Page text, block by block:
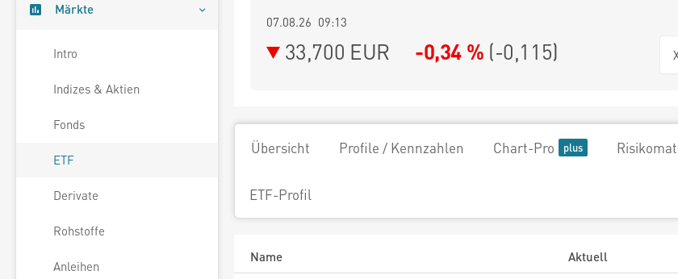
Märkte
Intro
Indizes & Aktien
Fonds
ETF
Derivate
Rohstoffe
Anleihen
07.08.26 09:13
33,700 EUR -0,34 % (-0,115)
Übersicht Profile / Kennzahlen Chart-Pro
ETF-Profil
Name Aktuell